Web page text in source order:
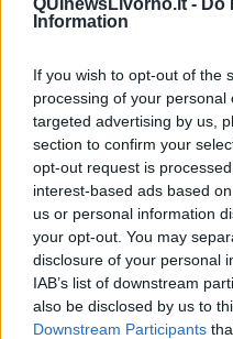
QUInewsLivorno.it - Do
Information
If you wish to opt-out of the
processing of your
targeted advertising by us,
section to confirm your
opt-out request is
interest-based ads based
us or personal information
your opt-out. You may
disclosure of your personal
IAB’s list of downstream
also be disclosed by us to
Downstream Participants
Enelsta operando
moltissime famiglie non poter
Anche le Ferrovie dello Stato
almeno una delle due linee
Per quanto riguarda le attività
stanno cercando soluzioni di
modo da creare il minor
alla propria abitazione. Sono
previsti pasti caldi presso il c
(Pala Modigliani) disponibili
si stanno adoprando nelle
Si cerca di tenere